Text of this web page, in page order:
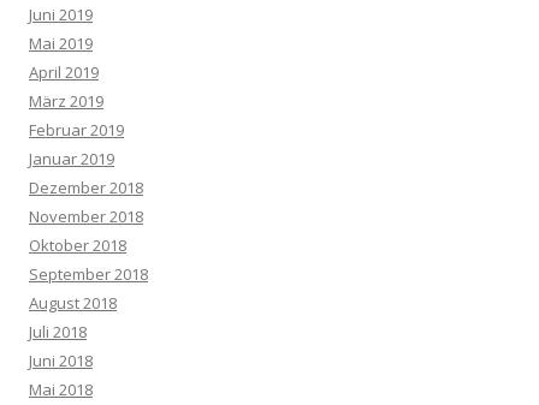
Juni 2019
Mai 2019
April 2019
März 2019
Februar 2019
Januar 2019
Dezember 2018
November 2018
Oktober 2018
September 2018
August 2018
Juli 2018
Juni 2018
Mai 2018